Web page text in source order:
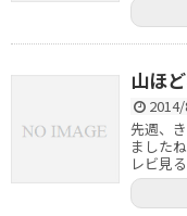
山ほ
先週、
ました
レビ見